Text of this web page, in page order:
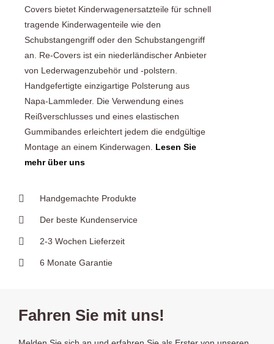
Covers bietet Kinderwagenersatzteile für schnell
tragende Kinderwagenteile wie den
Schubstangengriff oder den Schubstangengriff
an. Re-Covers ist ein niederländischer Anbieter
von Lederwagenzubehör und -polstern.
Handgefertigte einzigartige Polsterung aus
Napa-Lammleder. Die Verwendung eines
Reißverschlusses und eines elastischen
Gummibandes erleichtert jedem die endgültige
Montage an einem Kinderwagen. Lesen Sie
mehr über uns
Handgemachte Produkte
Der beste Kundenservice
2-3 Wochen Lieferzeit
6 Monate Garantie
Fahren Sie mit uns!